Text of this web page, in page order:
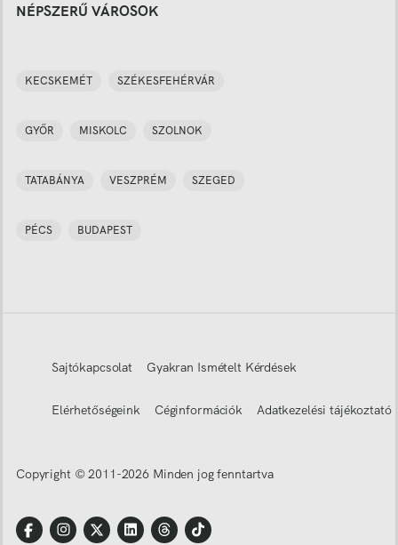
NÉPSZERŰ VÁROSOK
KECSKEMÉT SZÉKESFEHÉRVÁR
GYŐR MISKOLC SZOLNOK
TATABÁNYA VESZPRÉM SZEGED
PÉCS BUDAPEST
Sajtókapcsolat Gyakran Ismételt Kérdések
Elérhetőségeink Céginformációk Adatkezelési tájékoztató
Copyright © 2011-2026 Minden jog fenntartva